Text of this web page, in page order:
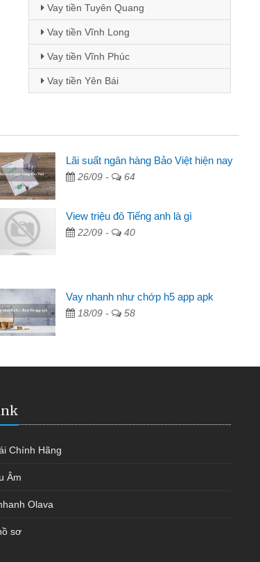
Vay tiền Tuyên Quang
Vay tiền Vĩnh Long
Vay tiền Vĩnh Phúc
Vay tiền Yên Bái
- Sinh viên
đến thông qua quảng cáo trên facebook. Tôi là
nên cần đóng tiền nhà, sinh nhật bạn bè, mà đọc
tục nhanh gọn nên tôi quyết định vay
Chánh
triệu để giải quyết việc riêng, trong 1-2 ngày tôi trả
Cảm ơn đã giúp tôi kịp thời và nhanh chóng
Lãi suất ngân hàng Bảo Việt hiện nay
26/09 - 64
View triệu đô Tiếng anh là gì
22/09 - 40
Vay nhanh như chớp h5 app apk
18/09 - 58
Chính Hãng
Âm
Olava
sơ